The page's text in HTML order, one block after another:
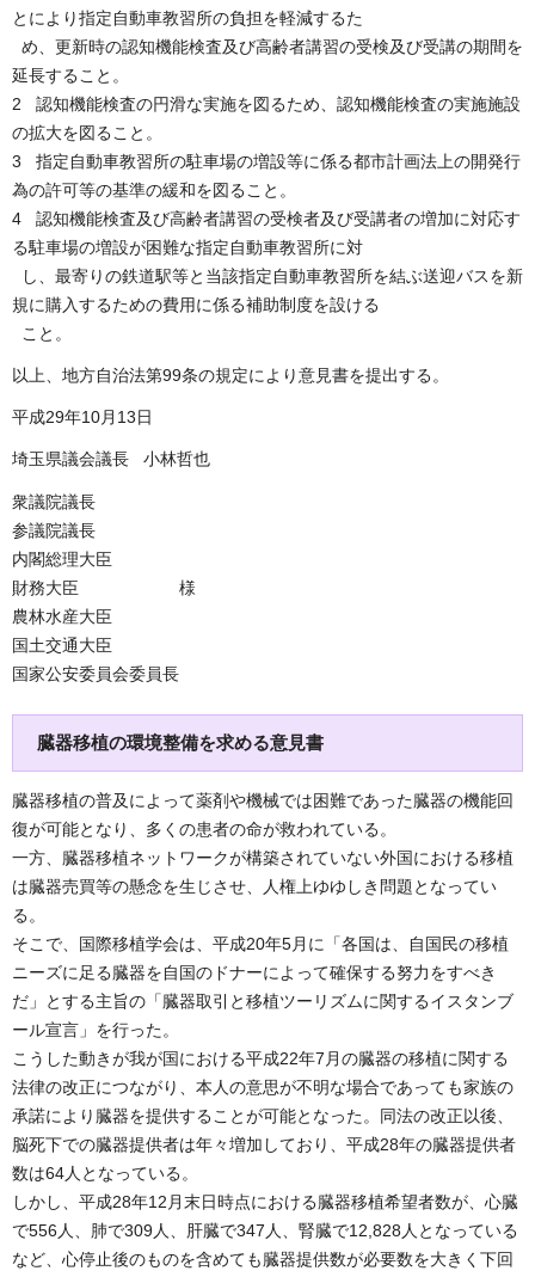
とにより指定自動車教習所の負担を軽減するた
め、更新時の認知機能検査及び高齢者講習の受検及び受講の期間を
延長すること。
2 認知機能検査の円滑な実施を図るため、認知機能検査の実施施設
の拡大を図ること。
3 指定自動車教習所の駐車場の増設等に係る都市計画法上の開発行
為の許可等の基準の緩和を図ること。
4 認知機能検査及び高齢者講習の受検者及び受講者の増加に対応す
る駐車場の増設が困難な指定自動車教習所に対
し、最寄りの鉄道駅等と当該指定自動車教習所を結ぶ送迎バスを新
規に購入するための費用に係る補助制度を設ける
こと。
以上、地方自治法第99条の規定により意見書を提出する。
平成29年10月13日
埼玉県議会議長 小林哲也
衆議院議長
参議院議長
内閣総理大臣
財務大臣 様
農林水産大臣
国土交通大臣
国家公安委員会委員長
臓器移植の環境整備を求める意見書
臓器移植の普及によって薬剤や機械では困難であった臓器の機能回
復が可能となり、多くの患者の命が救われている。
一方、臓器移植ネットワークが構築されていない外国における移植
は臓器売買等の懸念を生じさせ、人権上ゆゆしき問題となってい
る。
そこで、国際移植学会は、平成20年5月に「各国は、自国民の移植
ニーズに足る臓器を自国のドナーによって確保する努力をすべき
だ」とする主旨の「臓器取引と移植ツーリズムに関するイスタンブ
ール宣言」を行った。
こうした動きが我が国における平成22年7月の臓器の移植に関する
法律の改正につながり、本人の意思が不明な場合であっても家族の
承諾により臓器を提供することが可能となった。同法の改正以後、
脳死下での臓器提供者は年々増加しており、平成28年の臓器提供者
数は64人となっている。
しかし、平成28年12月末日時点における臓器移植希望者数が、心臓
で556人、肺で309人、肝臓で347人、腎臓で12,828人となっている
など、心停止後のものを含めても臓器提供数が必要数を大きく下回